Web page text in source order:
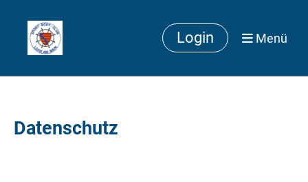
Login Menü
Datenschutz